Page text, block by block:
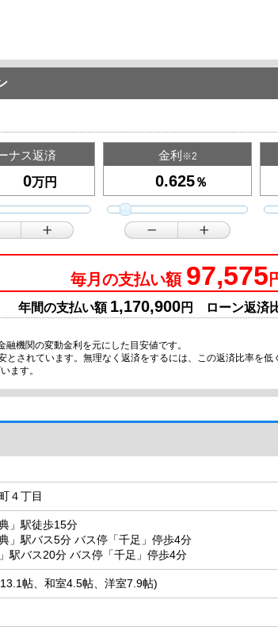
ナス返済
万円
金利 ※2
％
毎月の支払い額 97,575
年間の支払い額 1,170,900円 ローン返済
機関の変動金利を元にした目安値です。
されています。無理なく返済をするには、この返済比率を低
ます。
４丁目
」駅徒歩15分
」駅バス5分 バス停「千足」停歩4分
駅バス20分 バス停「千足」停歩4分
帖、和室4.5帖、洋室7.9帖)